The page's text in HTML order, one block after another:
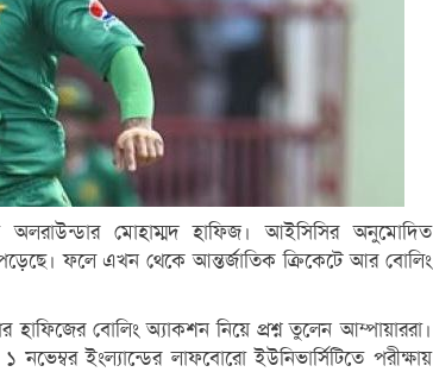
অলরাউন্ডার মোহাম্মদ হাফিজ। আইসিসির অনুমোদিত
পড়েছে। ফলে এখন থেকে আন্তর্জাতিক ক্রিকেটে আর বোলিং
বোলিং অ্যাকশন নিয়ে প্রশ্ন তুলেন আম্পায়াররা।
ইংল্যান্ডের লাফবোরো ইউনিভার্সিটিতে পরীক্ষায়